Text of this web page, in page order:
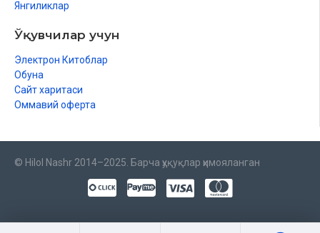
Янгиликлар
Ўқувчилар учун
Электрон Китоблар
Обуна
Сайт харитаси
Оммавий оферта
© Hilol Nashr 2014–2025. Барча ҳуқуқлар ҳимояланган